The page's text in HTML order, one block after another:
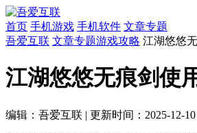
首页 手机游戏 手机软件 文章专题
吾爱互联 文章专题游戏攻略 江湖悠悠
江湖悠悠无痕剑使
编辑：吾爱互联 | 更新时间：2025-12-10